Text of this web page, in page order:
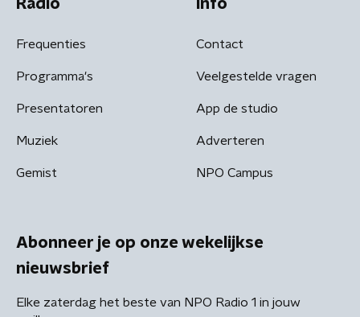
Radio
Frequenties
Programma's
Presentatoren
Muziek
Gemist
Info
Contact
Veelgestelde vragen
App de studio
Adverteren
NPO Campus
Abonneer je op onze wekelijkse
nieuwsbrief
Elke zaterdag het beste van NPO Radio 1 in jouw